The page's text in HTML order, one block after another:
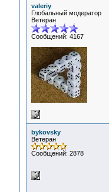
valeriy
Глобальный модератор
Ветеран
Сообщений: 4167
bykovsky
Ветеран
Сообщений: 2878